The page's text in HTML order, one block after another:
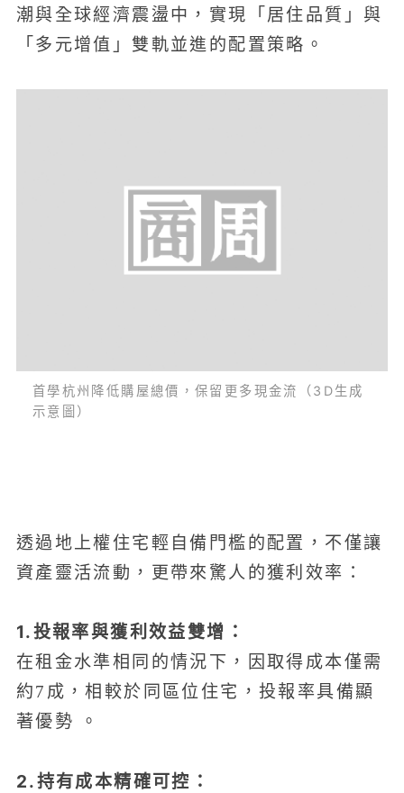
潮與全球經濟震盪中，實現「居住品質」與
「多元增值」雙軌並進的配置策略。
首學杭州降低購屋總價，保留更多現金流（3D生成
示意圖）
透過地上權住宅輕自備門檻的配置，不僅讓
資產靈活流動，更帶來驚人的獲利效率：
1.投報率與獲利效益雙增：
在租金水準相同的情況下，因取得成本僅需
約7成，相較於同區位住宅，投報率具備顯
著優勢 。
2.持有成本精確可控：